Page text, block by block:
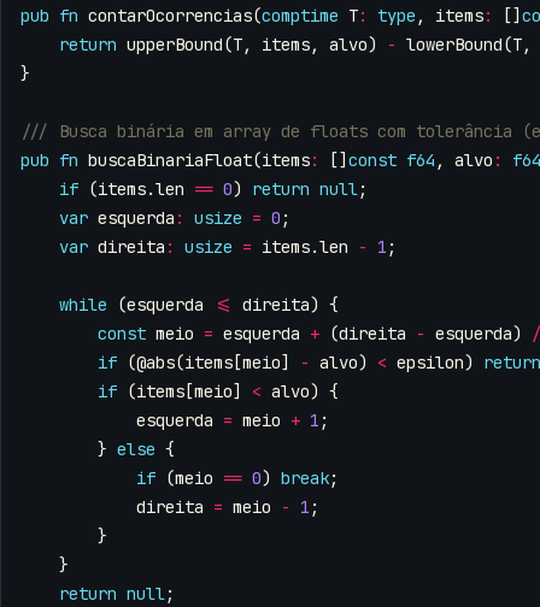
pub fn contarOcorrencias(comptime T: type , items: []
return upperBound(T, items, alvo) - lowerBound(T,
}
pub fn buscaBinariaFloat(items: [] const f64 , alvo :
f64
if (items.len == 0) return null;
var esquerda : usize = 0 ;
var direita : usize = items.len - 1 ;
while (esquerda <= direita) {
const meio = esquerda + (direita - esquerda)
/
if (@abs(items [meio] - alvo) < epsilon)
return
if (items [meio] < alvo) {
esquerda = meio + 1 ;
} else {
if (meio == 0) break;
direita = meio - 1 ;
}
}
return null;